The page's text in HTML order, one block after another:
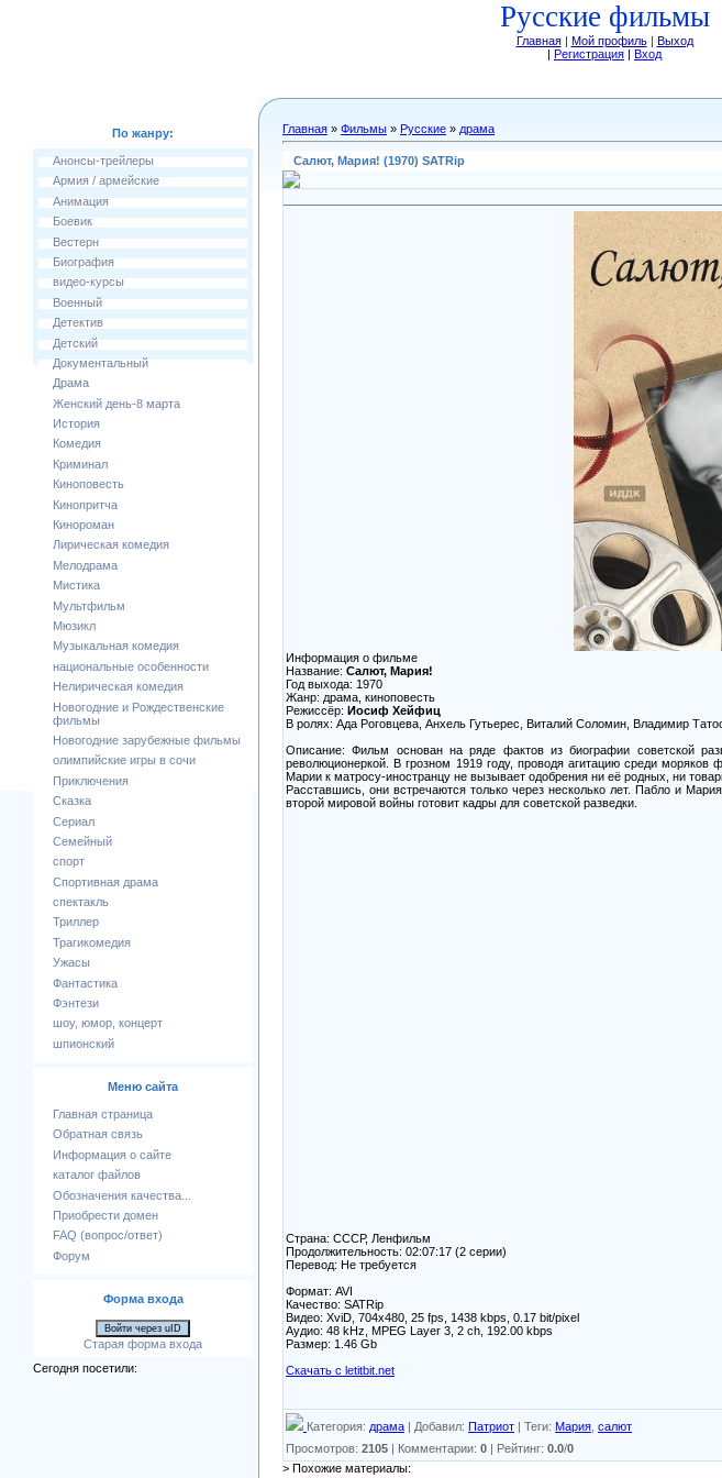
Русские фильмы
Главная| Мой профиль| Выход
| Регистрация | Вход
По жанру:
Анонсы-трейлеры
Армия / армейские
Анимация
Боевик
Вестерн
Биография
видео-курсы
Военный
Детектив
Детский
Документальный
Драма
Женский день-8 марта
История
Комедия
Криминал
Киноповесть
Кинопритча
Кинороман
Лирическая комедия
Мелодрама
Мистика
Мультфильм
Мюзикл
Музыкальная комедия
национальные особенности
Нелирическая комедия
Новогодние и Рождественские
фильмы
Новогодние зарубежные фильмы
олимпийские игры в сочи
Приключения
Сказка
Сериал
Семейный
спорт
Спортивная драма
спектакль
Триллер
Трагикомедия
Ужасы
Фантастика
Фэнтези
шоу, юмор, концерт
шпионский
Меню сайта
Главная страница
Обратная связь
Информация о сайте
каталог файлов
Обозначения качества...
Приобрести домен
FAQ (вопрос/ответ)
Форум
Форма входа
Войти через uID
Старая форма входа
Сегодня посетили:
Главная » Фильмы » Русские » драма
Салют, Мария! (1970) SATRip
Информация о фильме
Название: Салют, Мария!
Год выхода: 1970
Жанр: драма, киноповесть
Режиссёр: Иосиф Хейфиц
В ролях: Ада Роговцева, Анхель Гутьерес, Виталий Соломин, Владимир
Описание: Фильм основан на ряде фактов из биографии советской
революционеркой. В грозном 1919 году, проводя агитацию среди
Марии к матросу-иностранцу не вызывает одобрения ни её родных, ни
Расставшись, они встречаются только через несколько лет. Пабло и
второй мировой войны готовит кадры для советской разведки.
Страна: СССР, Ленфильм
Продолжительность: 02:07:17 (2 серии)
Перевод: Не требуется
Формат: AVI
Качество: SATRip
Видео: XviD, 704x480, 25 fps, 1438 kbps, 0.17 bit/pixel
Аудио: 48 kHz, MPEG Layer 3, 2 ch, 192.00 kbps
Размер: 1.46 Gb
Скачать с letitbit.net
Категория: драма | Добавил: Патриот | Теги: Мария салют
Просмотров: 2105 | Комментарии: 0 | Рейтинг: 0.0/0
> Похожие материалы: